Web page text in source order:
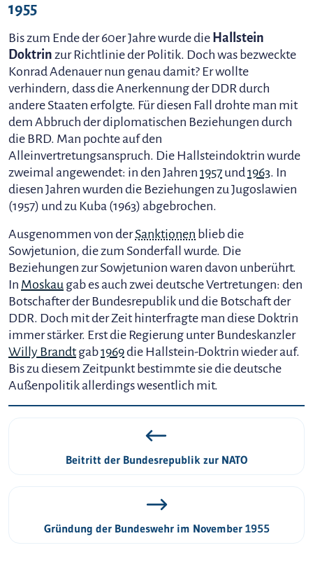
1955
Bis zum Ende der 60er Jahre wurde die Hallstein
Doktrin zur Richtlinie der Politik. Doch was bezweckte
Konrad Adenauer nun genau damit? Er wollte
verhindern, dass die Anerkennung der DDR durch
andere Staaten erfolgte. Für diesen Fall drohte man mit
dem Abbruch der diplomatischen Beziehungen durch
die BRD. Man pochte auf den
Alleinvertretungsanspruch. Die Hallsteindoktrin wurde
zweimal angewendet: in den Jahren 1957 und1963. In
diesen Jahren wurden die Beziehungen zu Jugoslawien
(1957) und zu Kuba (1963) abgebrochen.
Ausgenommen von derSanktionen blieb die
Sowjetunion, die zum Sonderfall wurde. Die
Beziehungen zur Sowjetunion waren davon unberührt.
In Moskau gab es auch zwei deutsche Vertretungen: den
Botschafter der Bundesrepublik und die Botschaft der
DDR. Doch mit der Zeit hinterfragte man diese Doktrin
immer stärker. Erst die Regierung unter Bundeskanzler
Willy Brandt gab1969die Hallstein-Doktrin wieder auf.
Bis zu diesem Zeitpunkt bestimmte sie die deutsche
Außenpolitik allerdings wesentlich mit.
Beitritt der Bundesrepublik zur NATO
Gründung der Bundeswehr im November 1955